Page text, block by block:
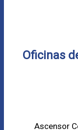
Oficinas
Ascensor